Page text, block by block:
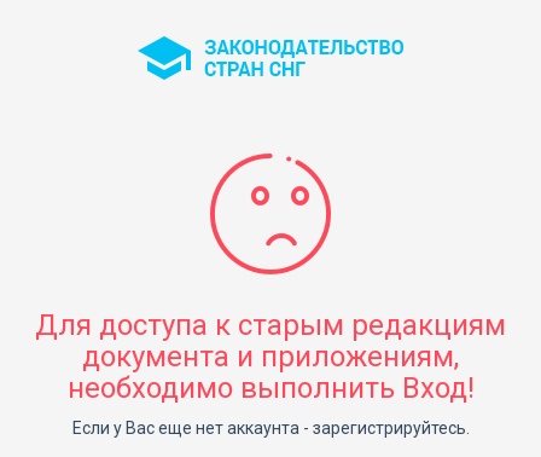
Для доступа к старым редакциям
документа и приложениям,
необходимо выполнить Вход!
Если у Вас еще нет аккаунта - зарегистрируйтесь.